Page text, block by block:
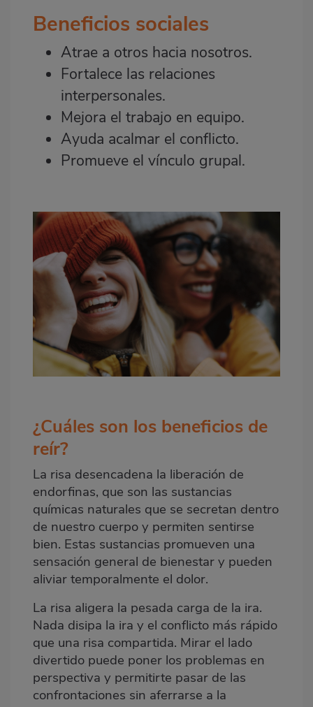
Beneficios sociales
Atrae a otros hacia nosotros.
Fortalece las relaciones
interpersonales.
Mejora el trabajo en equipo.
Ayuda acalmar el conflicto.
Promueve el vínculo grupal.
¿Cuáles son los beneficios de
reír?
La risa desencadena la liberación de
endorfinas, que son las sustancias
químicas naturales que se secretan dentro
de nuestro cuerpo y permiten sentirse
bien. Estas sustancias promueven una
sensación general de bienestar y pueden
aliviar temporalmente el dolor.
La risa aligera la pesada carga de la ira.
Nada disipa la ira y el conflicto más rápido
que una risa compartida. Mirar el lado
divertido puede poner los problemas en
perspectiva y permitirte pasar de las
confrontaciones sin aferrarse a la